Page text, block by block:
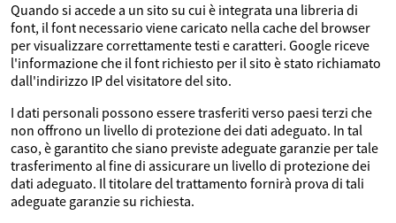
Quando si accede a un sito su cui è integrata una libreria di
font, il font necessario viene caricato nella cache del browser
per visualizzare correttamente testi e caratteri. Google riceve
l'informazione che il font richiesto per il sito è stato richiamato
dall'indirizzo IP del visitatore del sito.
I dati personali possono essere trasferiti verso paesi terzi che
non offrono un livello di protezione dei dati adeguato. In tal
caso, è garantito che siano previste adeguate garanzie per tale
trasferimento al fine di assicurare un livello di protezione dei
dati adeguato. Il titolare del trattamento fornirà prova di tali
adeguate garanzie su richiesta.